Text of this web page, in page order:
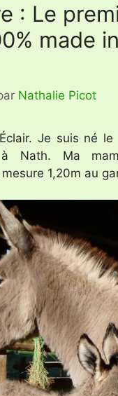
: Le
made
Nathalie Picot
Je suis né
Nath. Ma
1,20m au